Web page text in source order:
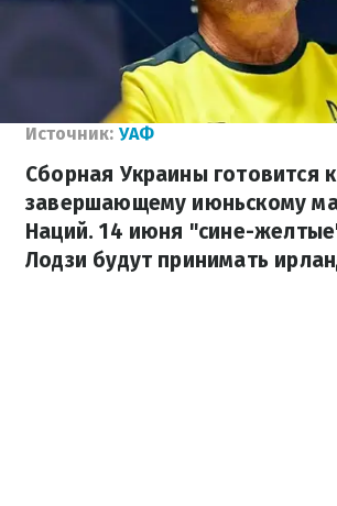
Источник: УАФ
Сборная Украины готовится к
завершающему июньскому
Наций. 14 июня "сине-
Лодзи будут принимать